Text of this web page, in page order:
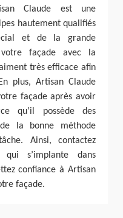
Claude est une
hautement qualifiés
et de la grande
façade avec la
très efficace afin
plus, Artisan Claude
façade après avoir
qu’il possède des
la bonne méthode
Ainsi, contactez
qui s’implante dans
confiance à Artisan
façade.